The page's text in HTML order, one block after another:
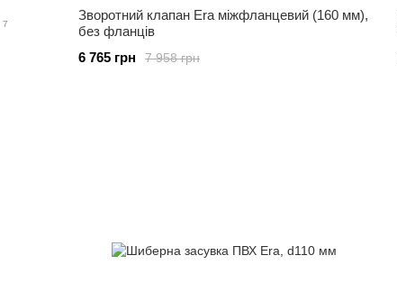
Зворотний клапан Era міжфланцевий (160 мм),
без фланців
7 958 грн
6 765 грн
7